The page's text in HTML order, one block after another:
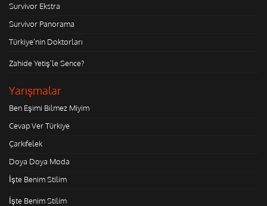
Survivor Ekstra
Survivor Panorama
Türkiye'nin Doktorları
Zahide Yetiş'le Sence?
Yarışmalar
Ben Eşimi Bilmez Miyim
Cevap Ver Türkiye
Çarkıfelek
Doya Doya Moda
İşte Benim Stilim
İşte Benim Stilim